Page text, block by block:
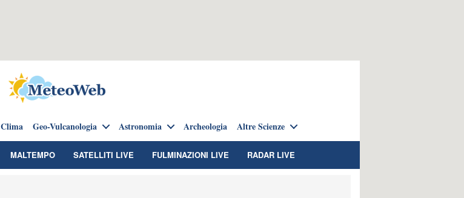
Clima Geo-Vulcanologia Astronomia Archeologia Altre Scienze
MALTEMPO SATELLITI LIVE FULMINAZIONI LIVE RADAR LIVE